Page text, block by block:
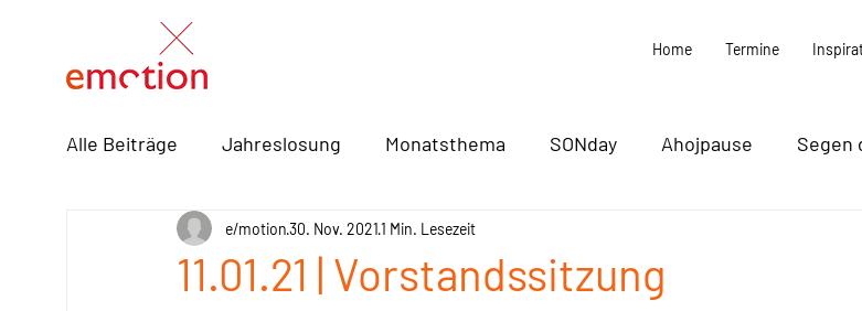
Home Termine
Alle Beiträge Jahreslosung Monatsthema SONday Ahojpause Segen
Frühschicht Rezepte Bücher / Musik / Filme / Podcasts
11.01.21 | Vorstandssitzung
e/motion30. Nov. 20211 Min. Lesezeit